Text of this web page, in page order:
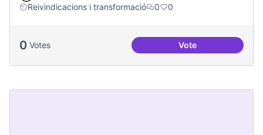
Reivindicacions i transformació
0 0
0 Votes VoteMalestar